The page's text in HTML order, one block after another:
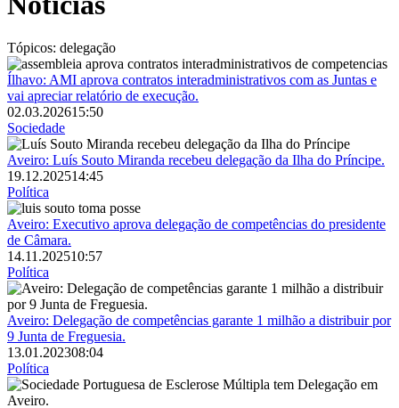
Tópicos: delegação
Imagem
Ílhavo: AMI aprova contratos interadministrativos com as Juntas e
vai apreciar relatório de execução.
02.03.202615:50
Sociedade
Imagem
Aveiro: Luís Souto Miranda recebeu delegação da Ilha do Príncipe.
19.12.202514:45
Política
Imagem
Aveiro: Executivo aprova delegação de competências do presidente
de Câmara.
14.11.202510:57
Política
Imagem
Aveiro: Delegação de competências garante 1 milhão a distribuir por
9 Junta de Freguesia.
13.01.202308:04
Política
Imagem